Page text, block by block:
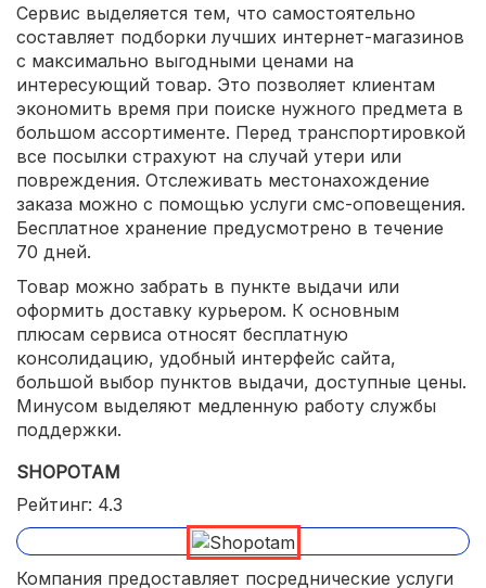
Сервис выделяется тем, что самостоятельно
составляет подборки лучших интернет-магазинов
с максимально выгодными ценами на
интересующий товар. Это позволяет клиентам
экономить время при поиске нужного предмета в
большом ассортименте. Перед транспортировкой
все посылки страхуют на случай утери или
повреждения. Отслеживать местонахождение
заказа можно с помощью услуги смс-оповещения.
Бесплатное хранение предусмотрено в течение
70 дней.
Товар можно забрать в пункте выдачи или
оформить доставку курьером. К основным
плюсам сервиса относят бесплатную
консолидацию, удобный интерфейс сайта,
большой выбор пунктов выдачи, доступные цены.
Минусом выделяют медленную работу службы
поддержки.
SHOPOTAM
Рейтинг: 4.3
Компания предоставляет посреднические услуги